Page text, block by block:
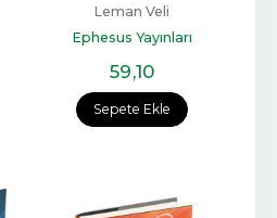
Sepete Ekle
Leman Veli
Ephesus Yayınları
59,10